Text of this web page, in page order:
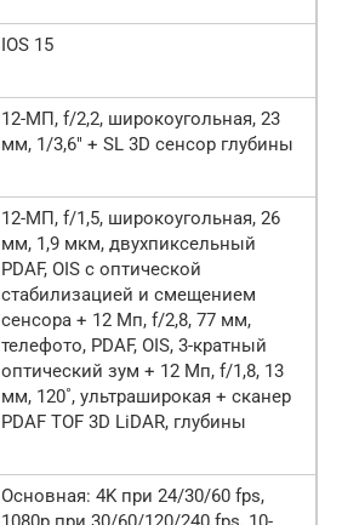
IOS 15
12-МП, f/2,2, широкоугольная, 23
мм, 1/3,6″ + SL 3D сенсор глубины
12-МП, f/1,5, широкоугольная, 26
мм, 1,9 мкм, двухпиксельный
PDAF, OIS с оптической
стабилизацией и смещением
сенсора + 12 Мп, f/2,8, 77 мм,
телефото, PDAF, OIS, 3-кратный
оптический зум + 12 Мп, f/1,8, 13
мм, 120˚, ультраширокая + сканер
PDAF TOF 3D LiDAR, глубины
Основная: 4K при 24/30/60 fps,